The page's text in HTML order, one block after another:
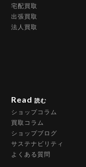
宅配買取
出張買取
法人買取
Read読む
ショップコラム
買取コラム
ショップブログ
サステナビリティ
よくある質問